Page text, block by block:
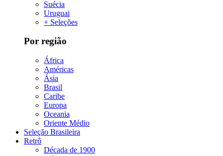
Suécia
Uruguai
+ Seleções
Por região
África
Américas
Ásia
Brasil
Caribe
Europa
Oceania
Oriente Médio
Seleção Brasileira
Retrô
Década de 1900